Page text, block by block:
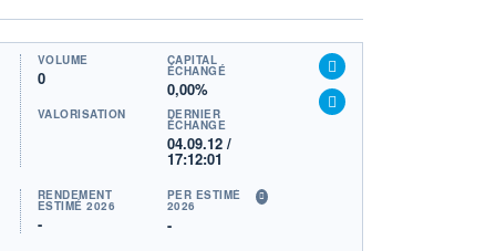
VOLUME
0
CAPITAL
ÉCHANGÉ
0,00%
VALORISATION DERNIER
ÉCHANGE
04.09.12 /
17:12:01
RENDEMENT
ESTIMÉ 2026
-
PER ESTIMÉ
2026
-